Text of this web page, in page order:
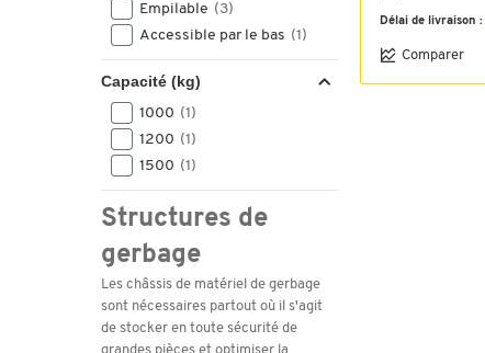
Empilable (3)
Accessible par le bas (1)
Capacité (kg)
1000 (1)
1200 (1)
1500 (1)
Structures de
gerbage
Les châssis de matériel de gerbage
sont nécessaires partout où il s'agit
de stocker en toute sécurité de
Délai de livraison :
Comparer